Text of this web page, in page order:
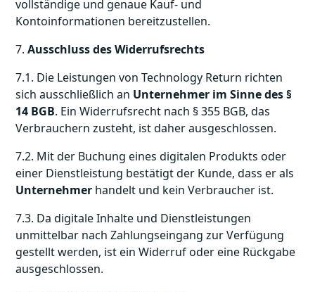
vollständige und genaue Kauf- und
Kontoinformationen bereitzustellen.
7.Ausschluss des Widerrufsrechts
7.1. Die Leistungen von Technology Return richten
sich ausschließlich an Unternehmer im Sinne des §
14 BGB. Ein Widerrufsrecht nach § 355 BGB, das
Verbrauchern zusteht, ist daher ausgeschlossen.
7.2. Mit der Buchung eines digitalen Produkts oder
einer Dienstleistung bestätigt der Kunde, dass er als
Unternehmer handelt und kein Verbraucher ist.
7.3. Da digitale Inhalte und Dienstleistungen
unmittelbar nach Zahlungseingang zur Verfügung
gestellt werden, ist ein Widerruf oder eine Rückgabe
ausgeschlossen.